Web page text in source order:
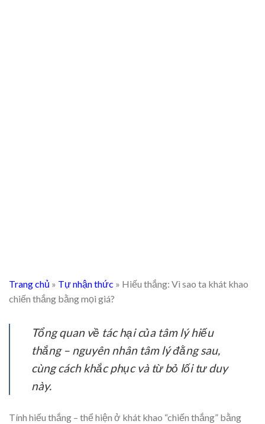
Trang chủ » Tự nhận thức » Hiếu thắng: Vì sao ta khát khao
chiến thắng bằng mọi giá?
Tổng quan về tác hại của tâm lý hiếu
thắng – nguyên nhân tâm lý đằng sau,
cùng cách khắc phục và từ bỏ lối tư duy
này.
Tính hiếu thắng – thể hiện ở khát khao “chiến thắng” bằng